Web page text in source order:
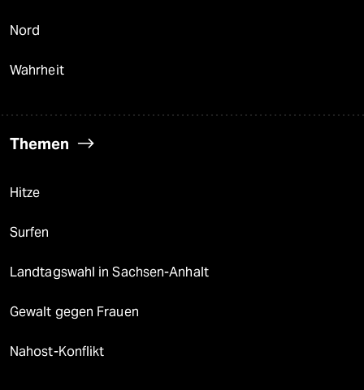
Nord
Wahrheit
Themen
Hitze
Surfen
Landtagswahl in Sachsen-Anhalt
Gewalt gegen Frauen
Nahost-Konflikt